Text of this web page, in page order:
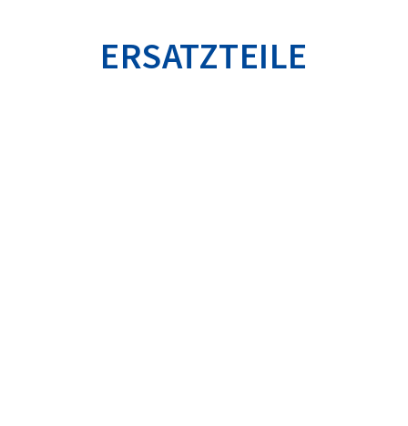
ERSATZTEILE